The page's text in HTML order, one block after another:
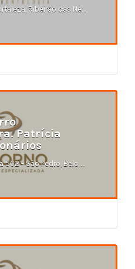
Rua Monte Castelo, 307 - Fortaleza, Ribeirão das Neves - MG
Patrícia
Av. do Contorno, 6283 - Sala 502 - São Pedro, Belo Horizonte - MG